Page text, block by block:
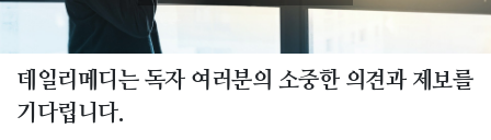
데일리메디는 독자 여러분의 소중한 의견과 제보를
기다립니다.